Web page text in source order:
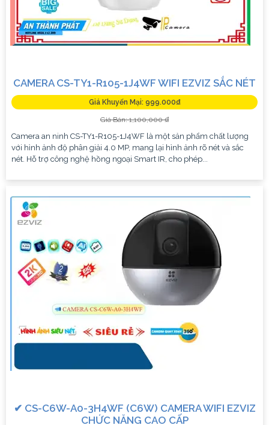
CAMERA CS-TY1-R105-1J4WF WIFI EZVIZ SẮC NÉT
Giá Khuyến Mại: 999.000₫
Giá Bán: 1,100,000 ₫
Camera an ninh CS-TY1-R105-1J4WF là một sản phẩm chất lượng
với hình ảnh độ phân giải 4.0 MP, mang lại hình ảnh rõ nét và sắc
nét. Hỗ trợ công nghệ hồng ngoại Smart IR, cho phép...
✔ CS-C6W-A0-3H4WF (C6W) CAMERA WIFI EZVIZ
CHỨC NĂNG CAO CẤP